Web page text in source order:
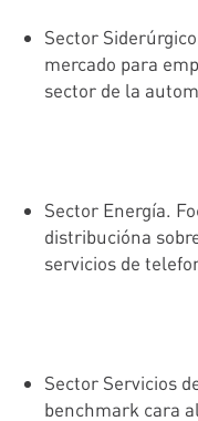
Sector
mercado para
sector de la
Sector Energía.
distribucióna
servicios de
Sector Servicios
benchmark cara